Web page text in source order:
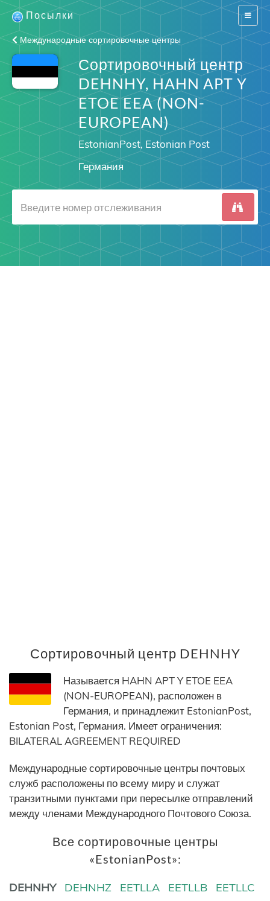
Switch
Посылки
Международные сортировочные центры
Сортировочный центр
DEHNHY, HAHN APT Y
ETOE EEA (NON-
EUROPEAN)
EstonianPost, Estonian Post
Германия
Сортировочный центр DEHNHY
Называется HAHN APT Y ETOE EEA
(NON-EUROPEAN), расположен в
Германия, и принадлежит EstonianPost,
Estonian Post, Германия. Имеет ограничения:
BILATERAL AGREEMENT REQUIRED
Международные сортировочные центры почтовых
служб расположены по всему миру и служат
транзитными пунктами при пересылке отправлений
между членами Международного Почтового Союза.
Все сортировочные центры
«EstonianPost»:
DEHNHY DEHNHZ EETLLA EETLLB
EETLLC